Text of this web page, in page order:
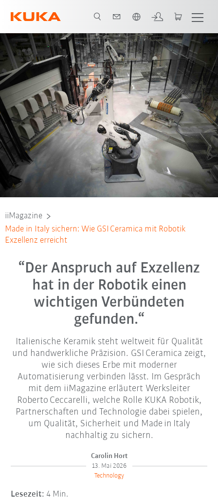
iiMagazine
Made in Italy sichern: Wie GSI Ceramica mit Robotik
Exzellenz erreicht
“Der Anspruch auf Exzellenz
hat in der Robotik einen
wichtigen Verbündeten
gefunden.“
Italienische Keramik steht weltweit für Qualität
und handwerkliche Präzision. GSI Ceramica zeigt,
wie sich dieses Erbe mit moderner
Automatisierung verbinden lässt. Im Gespräch
mit dem iiMagazine erläutert Werksleiter
Roberto Ceccarelli, welche Rolle KUKA Robotik,
Partnerschaften und Technologie dabei spielen,
um Qualität, Sicherheit und Made in Italy
nachhaltig zu sichern.
Carolin Hort
13. Mai 2026
Technology
Lesezeit: 4 Min.